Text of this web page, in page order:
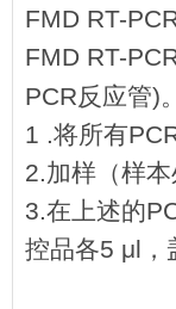
FMD RT-
FMD RT-
PCR反应管)
1 .将所有
2.加样（样
3.在上述的
控品各5 μl，